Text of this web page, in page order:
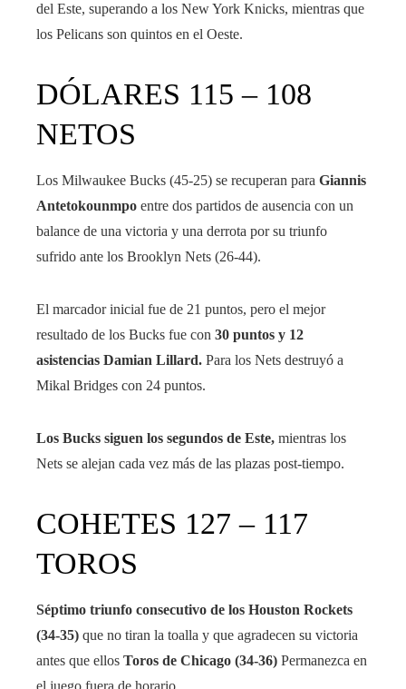
del Este, superando a los New York Knicks, mientras que
los Pelicans son quintos en el Oeste.
DÓLARES 115 – 108
NETOS
Los Milwaukee Bucks (45-25) se recuperan para Giannis
Antetokounmpo entre dos partidos de ausencia con un
balance de una victoria y una derrota por su triunfo
sufrido ante los Brooklyn Nets (26-44).
El marcador inicial fue de 21 puntos, pero el mejor
resultado de los Bucks fue con 30 puntos y 12
asistencias Damian Lillard. Para los Nets destruyó a
Mikal Bridges con 24 puntos.
Los Bucks siguen los segundos de Este, mientras los
Nets se alejan cada vez más de las plazas post-tiempo.
COHETES 127 – 117
TOROS
Séptimo triunfo consecutivo de los Houston Rockets
(34-35) que no tiran la toalla y que agradecen su victoria
antes que ellos Toros de Chicago (34-36) Permanezca en
el juego fuera de horario.